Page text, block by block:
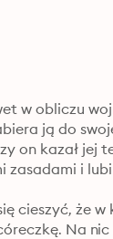
w obliczu
ją do
on kazał jej
zasadami i
cieszyć, że w
Na nic